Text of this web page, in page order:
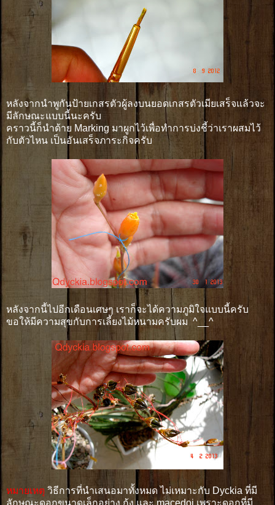
หลังจากนำพูกันป้ายเกสรตัวผู้ลงบนยอดเกสรตัวเมียเสร็จแล้วจะ
มีลักษณะแบบนี้นะครับ
คราวนี้ก็นำด้าย Marking มาผูกไว้เพื่อทำการบ่งชี้ว่าเราผสมไว้
กับตัวไหน เป็นอันเสร็จภาระกิจครับ
หลังจากนี้ไปอีกเดือนเศษๆ เราก็จะได้ความภูมิใจแบบนี้ครับ
ขอให้มีความสุขกับการเลี้ยงไม้หนามครับผม ^__^
หมายเหตุ วิธีการที่นำเสนอมาทั้งหมด ไม่เหมาะกับ Dyckia ที่มี
ลักษณะดอกขนาดเล็กอย่าง กุ้ง และ macedoi เพราะดอกที่มี